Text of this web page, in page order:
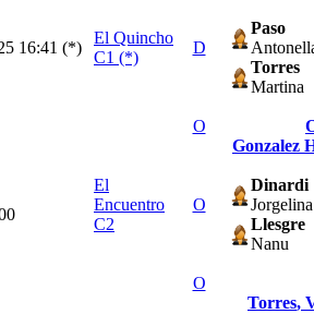
16:41 (*)
El Quincho
C1 (*)
D
Paso
Torres
Martina
O
Gonzalez
El
Encuentro
C2
O
Dinardi
Jorgelina
Llesgre
Nanu
O
Torres,